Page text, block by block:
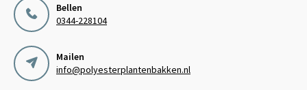
Bellen
0344-228104
Mailen
info@polyesterplantenbakken.nl